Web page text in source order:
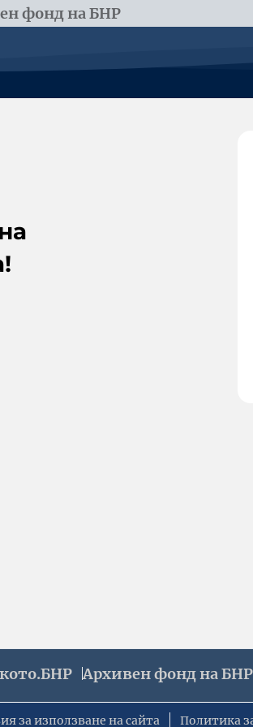
фонд на БНР
Архивен фонд на БНР
за използване на сайта Политика